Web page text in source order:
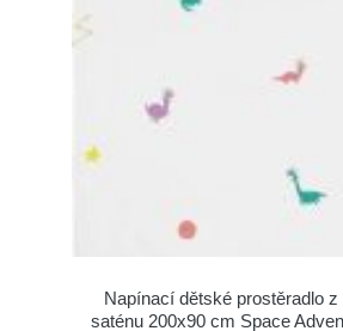
Napínací dětské prostěradlo z
saténu 200x90 cm Space